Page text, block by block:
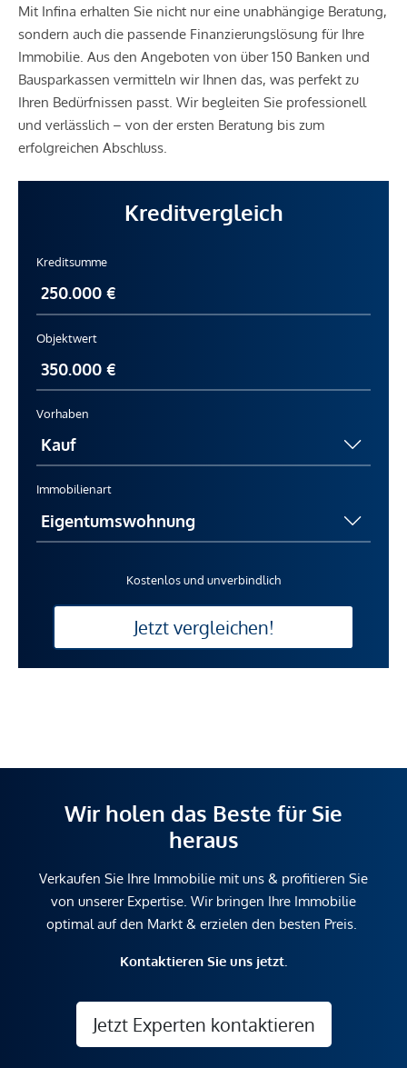
Mit Infina erhalten Sie nicht nur eine unabhängige Beratung,
sondern auch die passende Finanzierungslösung für Ihre
Immobilie. Aus den Angeboten von über 150 Banken und
Bausparkassen vermitteln wir Ihnen das, was perfekt zu
Ihren Bedürfnissen passt. Wir begleiten Sie professionell
und verlässlich – von der ersten Beratung bis zum
erfolgreichen Abschluss.
Kreditvergleich
Kreditsumme
Objektwert
Vorhaben
Immobilienart
Kostenlos und unverbindlich
Jetzt vergleichen!
Wir holen das Beste für Sie
heraus
Verkaufen Sie Ihre Immobilie mit uns & profitieren Sie
von unserer Expertise. Wir bringen Ihre Immobilie
optimal auf den Markt & erzielen den besten Preis.
Kontaktieren Sie uns jetzt.
Jetzt Experten kontaktieren